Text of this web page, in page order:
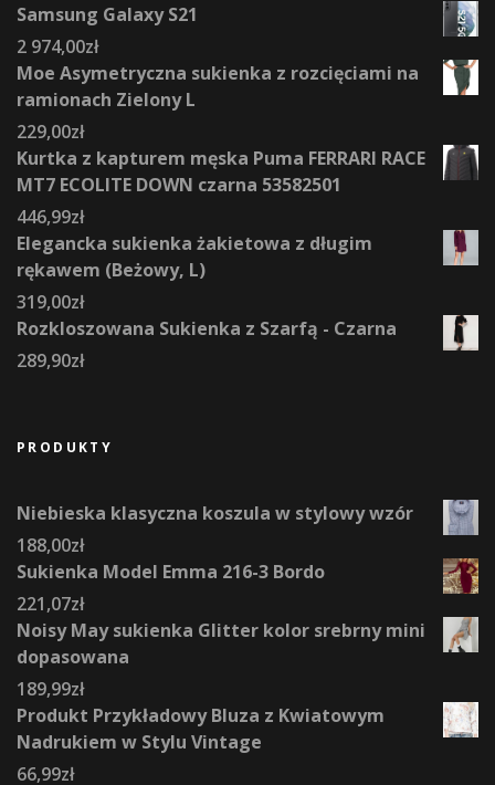
Samsung Galaxy S21
2 974,00zł
Moe Asymetryczna sukienka z rozcięciami na
ramionach Zielony L
229,00zł
Kurtka z kapturem męska Puma FERRARI RACE
MT7 ECOLITE DOWN czarna 53582501
446,99zł
Elegancka sukienka żakietowa z długim
rękawem (Beżowy, L)
319,00zł
Rozkloszowana Sukienka z Szarfą - Czarna
289,90zł
PRODUKTY
Niebieska klasyczna koszula w stylowy wzór
188,00zł
Sukienka Model Emma 216-3 Bordo
221,07zł
Noisy May sukienka Glitter kolor srebrny mini
dopasowana
189,99zł
Produkt Przykładowy Bluza z Kwiatowym
Nadrukiem w Stylu Vintage
66,99zł